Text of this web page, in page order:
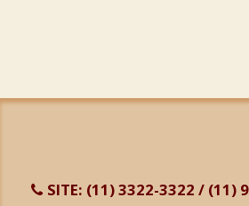
SITE: (11) 3322-3322 / (11)